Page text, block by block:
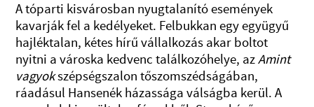
A tóparti kisvárosban nyugtalanító események
kavarják fel a kedélyeket. Felbukkan egy együgyű
hajléktalan, kétes hírű vállalkozás akar boltot
nyitni a városka kedvenc találkozóhelye, azAmint
vagyokszépségszalon tőszomszédságában,
ráadásul Hansenék házassága válságba kerül. A